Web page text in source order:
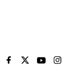
EL PAÍS BRASIL EN
EL PAÍSEL PAÍS
EL